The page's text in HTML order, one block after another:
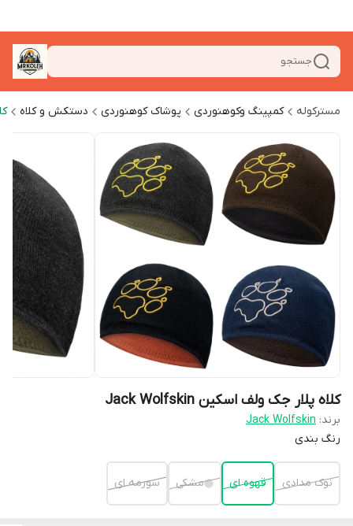
جستجو
مسترکوله کمپینگ وکوهنوردی پوشاک کوهنوردی دستکش و کلاه
کلاه پلار جک ولف اسکین Jack Wolfskin
برند: Jack Wolfskin
رنگ بندی
نوک مدادی قهوه ای مشکی سورمه ای